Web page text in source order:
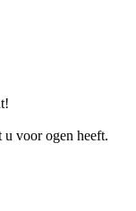
u voor ogen heeft.